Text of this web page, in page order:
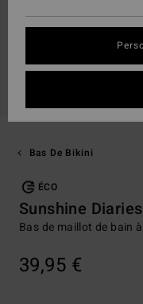
Bas De Bikini
ÉCO
Sunshine Diaries
Bas de maillot de bain
39,95 €